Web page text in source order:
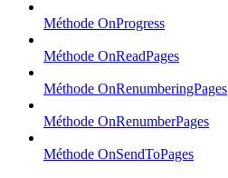
Méthode OnProgress
Méthode OnReadPages
Méthode OnRenumberingPages
Méthode OnRenumberPages
Méthode OnSendToPages